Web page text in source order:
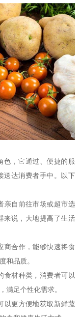
色，它通过、便捷的服
送达消费者手中。以下
亲自前往市场或超市选
来说，大地提高了生活
商合作，能够快速将食
和品质。
食材种类，消费者可以
满足个性化需求。
以更方便地获取新鲜蔬